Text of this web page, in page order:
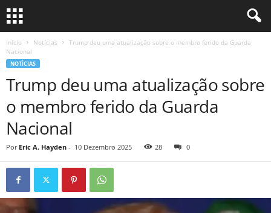
Início Notícias
Trump deu uma atualização sobre o membro ferido da Guarda
Nacional
NOTÍCIAS
Trump deu uma atualização sobre
o membro ferido da Guarda
Nacional
Por Eric A. Hayden - 10 Dezembro 2025 28 0